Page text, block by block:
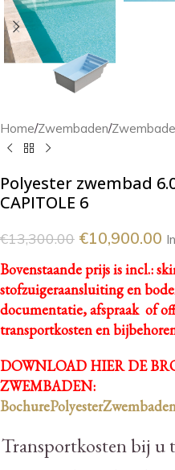
Home/Zwembaden/
Polyester zwembad
CAPITOLE 6
€13,300.00 €10,900.00
Bovenstaande prijs is incl.:
stofzuigeraansluiting en
documentatie, afspraak of
transportkosten en
DOWNLOAD HIER DE
ZWEMBADEN:
Transportkosten bij u